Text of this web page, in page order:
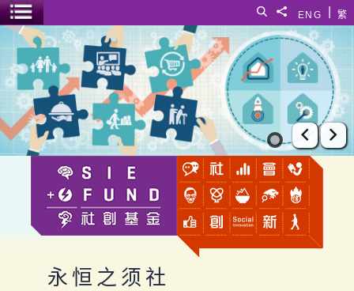
繁
ENG
分享給
搜寻
菜单开关
永恒之须社
上一张
下
永恒之须社